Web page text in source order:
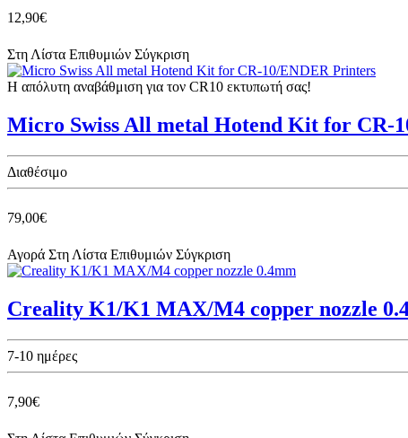
12,90€
Στη Λίστα Επιθυμιών Σύγκριση
Η απόλυτη αναβάθμιση για τον CR10 εκτυπωτή σας!
Micro Swiss All metal Hotend Kit for CR-
Διαθέσιμο
79,00€
Αγορά Στη Λίστα Επιθυμιών Σύγκριση
Creality K1/K1 MAX/M4 copper nozzle
7-10 ημέρες
7,90€